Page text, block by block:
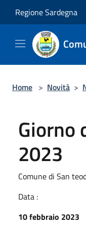
Regione Sardegna
Home > Novità >
Giorno
2023
Comune di San
Data :
10 febbraio 2023